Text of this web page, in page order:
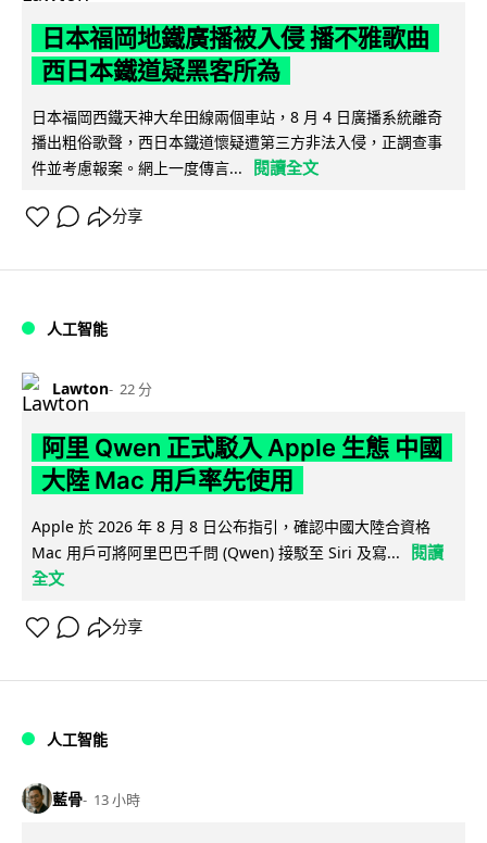
日本福岡地鐵廣播被入侵 播不雅歌曲
西日本鐵道疑黑客所為
日本福岡西鐵天神大牟田線兩個車站，8 月 4 日廣播系統離奇
播出粗俗歌聲，西日本鐵道懷疑遭第三方非法入侵，正調查事
件並考慮報案。網上一度傳言...
閱讀全文
分享
人工智能
Lawton 22 分
阿里 Qwen 正式駁入 Apple 生態 中國
大陸 Mac 用戶率先使用
Apple 於 2026 年 8 月 8 日公布指引，確認中國大陸合資格
Mac 用戶可將阿里巴巴千問 (Qwen) 接駁至 Siri 及寫...
閱讀
全文
分享
人工智能
藍骨 13 小時